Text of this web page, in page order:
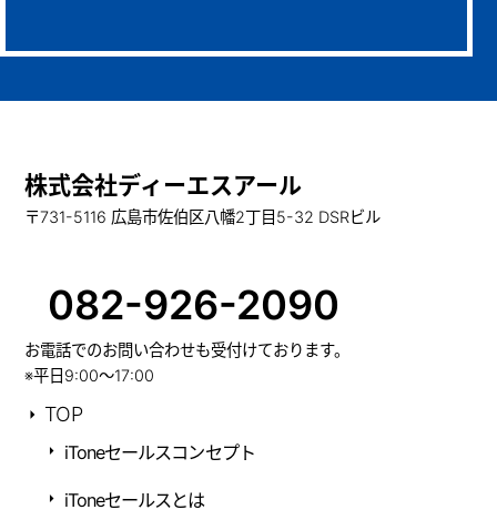
株式会社ディーエスアール
〒731-5116 広島市佐伯区八幡2丁目5-32 DSRビル
082-926-2090
お電話でのお問い合わせも受付けております。
※平日9:00～17:00
TOP
iToneセールスコンセプト
iToneセールスとは